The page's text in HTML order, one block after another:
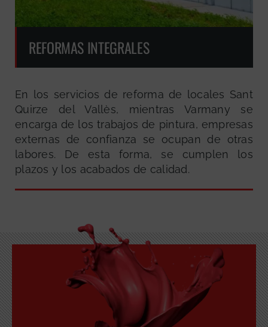
REFORMAS INTEGRALES
En los servicios de reforma de locales Sant
Quirze del Vallès, mientras Varmany se
encarga de los trabajos de pintura, empresas
externas de confianza se ocupan de otras
labores. De esta forma, se cumplen los
plazos y los acabados de calidad.